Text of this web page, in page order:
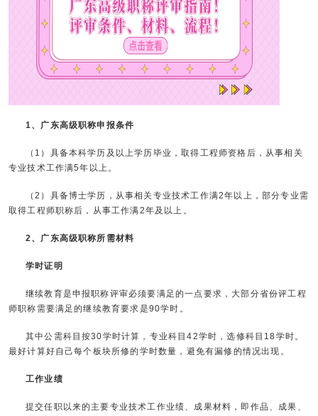
1、广东高级职称申报条件
（1）具备本科学历及以上学历毕业，取得工程师资格后，从事相关
专业技术工作满5年以上。
（2）具备博士学历，从事相关专业技术工作满2年以上，部分专业需
取得工程师职称后，从事工作满2年及以上。
2、广东高级职称所需材料
学时证明
继续教育是申报职称评审必须要满足的一点要求，大部分省份评工程
师职称需要满足的继续教育要求是90学时。
其中公需科目按30学时计算，专业科目42学时，选修科目18学时。
最好计算好自己每个板块所修的学时数量，避免有漏修的情况出现。
工作业绩
提交任职以来的主要专业技术工作业绩、成果材料，即作品、成果、